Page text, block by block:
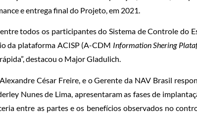
e entrega final do Projeto, em 2021.
todos os participantes do Sistema de Controle do
da plataforma ACISP (A-CDM Information Shering
destacou o Major Gladulich.
César Freire, e o Gerente da NAV Brasil
Nunes de Lima, apresentaram as fases de
entre as partes e os benefícios observados no